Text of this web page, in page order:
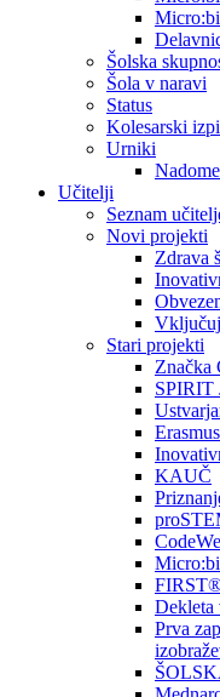
Šolska
Šola v naravi
Status
Kolesarski
Urniki
Učitelji
Seznam
Novi projekti
Zdrava
Stari projekti
Značka
SPIRIT
KAUČ
Prva